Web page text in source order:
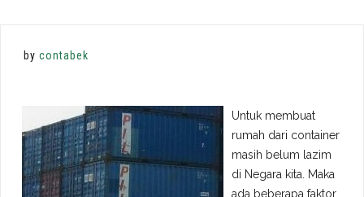
by contabek
Untuk membuat
rumah dari container
masih belum lazim
di Negara kita. Maka
ada beberapa faktor